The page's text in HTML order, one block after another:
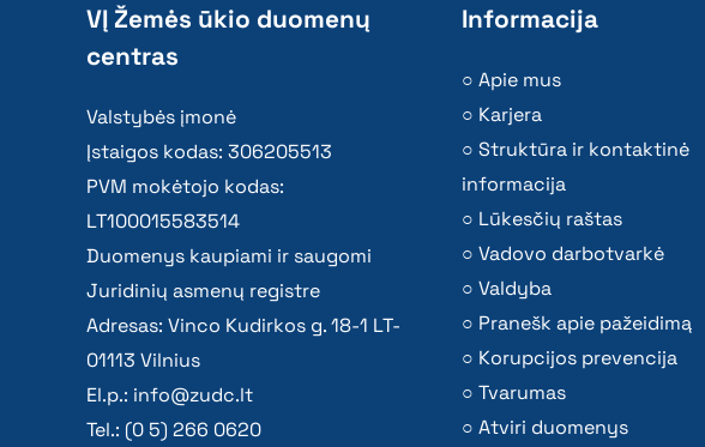
VĮ Žemės ūkio duomenų
centras
Valstybės įmonė
Įstaigos kodas: 306205513
PVM mokėtojo kodas:
LT100015583514
Duomenys kaupiami ir saugomi
Juridinių asmenų registre
Adresas: Vinco Kudirkos g. 18-1 LT-
01113 Vilnius
El.p.: info@zudc.lt
Tel.: (0 5) 266 0620
Informacija
Apie mus
Karjera
Struktūra ir kontaktinė
informacija
Lūkesčių raštas
Vadovo darbotvarkė
Valdyba
Pranešk apie pažeidimą
Korupcijos prevencija
Tvarumas
Atviri duomenys